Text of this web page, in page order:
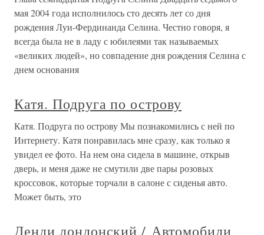
мая 2004 года исполнилось сто десять лет со дня
рождения Луи-Фердинанда Селина. Честно говоря, я
всегда была не в ладу с юбилеями так называемых
«великих людей», но совпадение дня рождения Селина с
днем основания
Катя. Подруга по острову
Катя. Подруга по острову Мы познакомились с ней по
Интернету. Катя понравилась мне сразу, как только я
увидел ее фото. На нем она сидела в машине, открыв
дверь, и меня даже не смутили две пары розовых
кроссовок, которые торчали в салоне с сиденья авто.
Может быть, это
Денди лондонский / Автомобили